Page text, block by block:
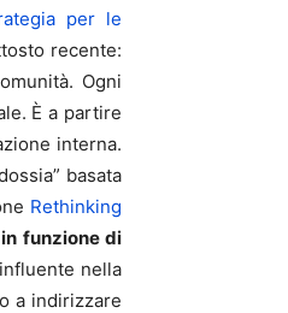
per le
recente:
Ogni
È a partire
interna.
basata
Rethinking
funzione di
nella
a indirizzare